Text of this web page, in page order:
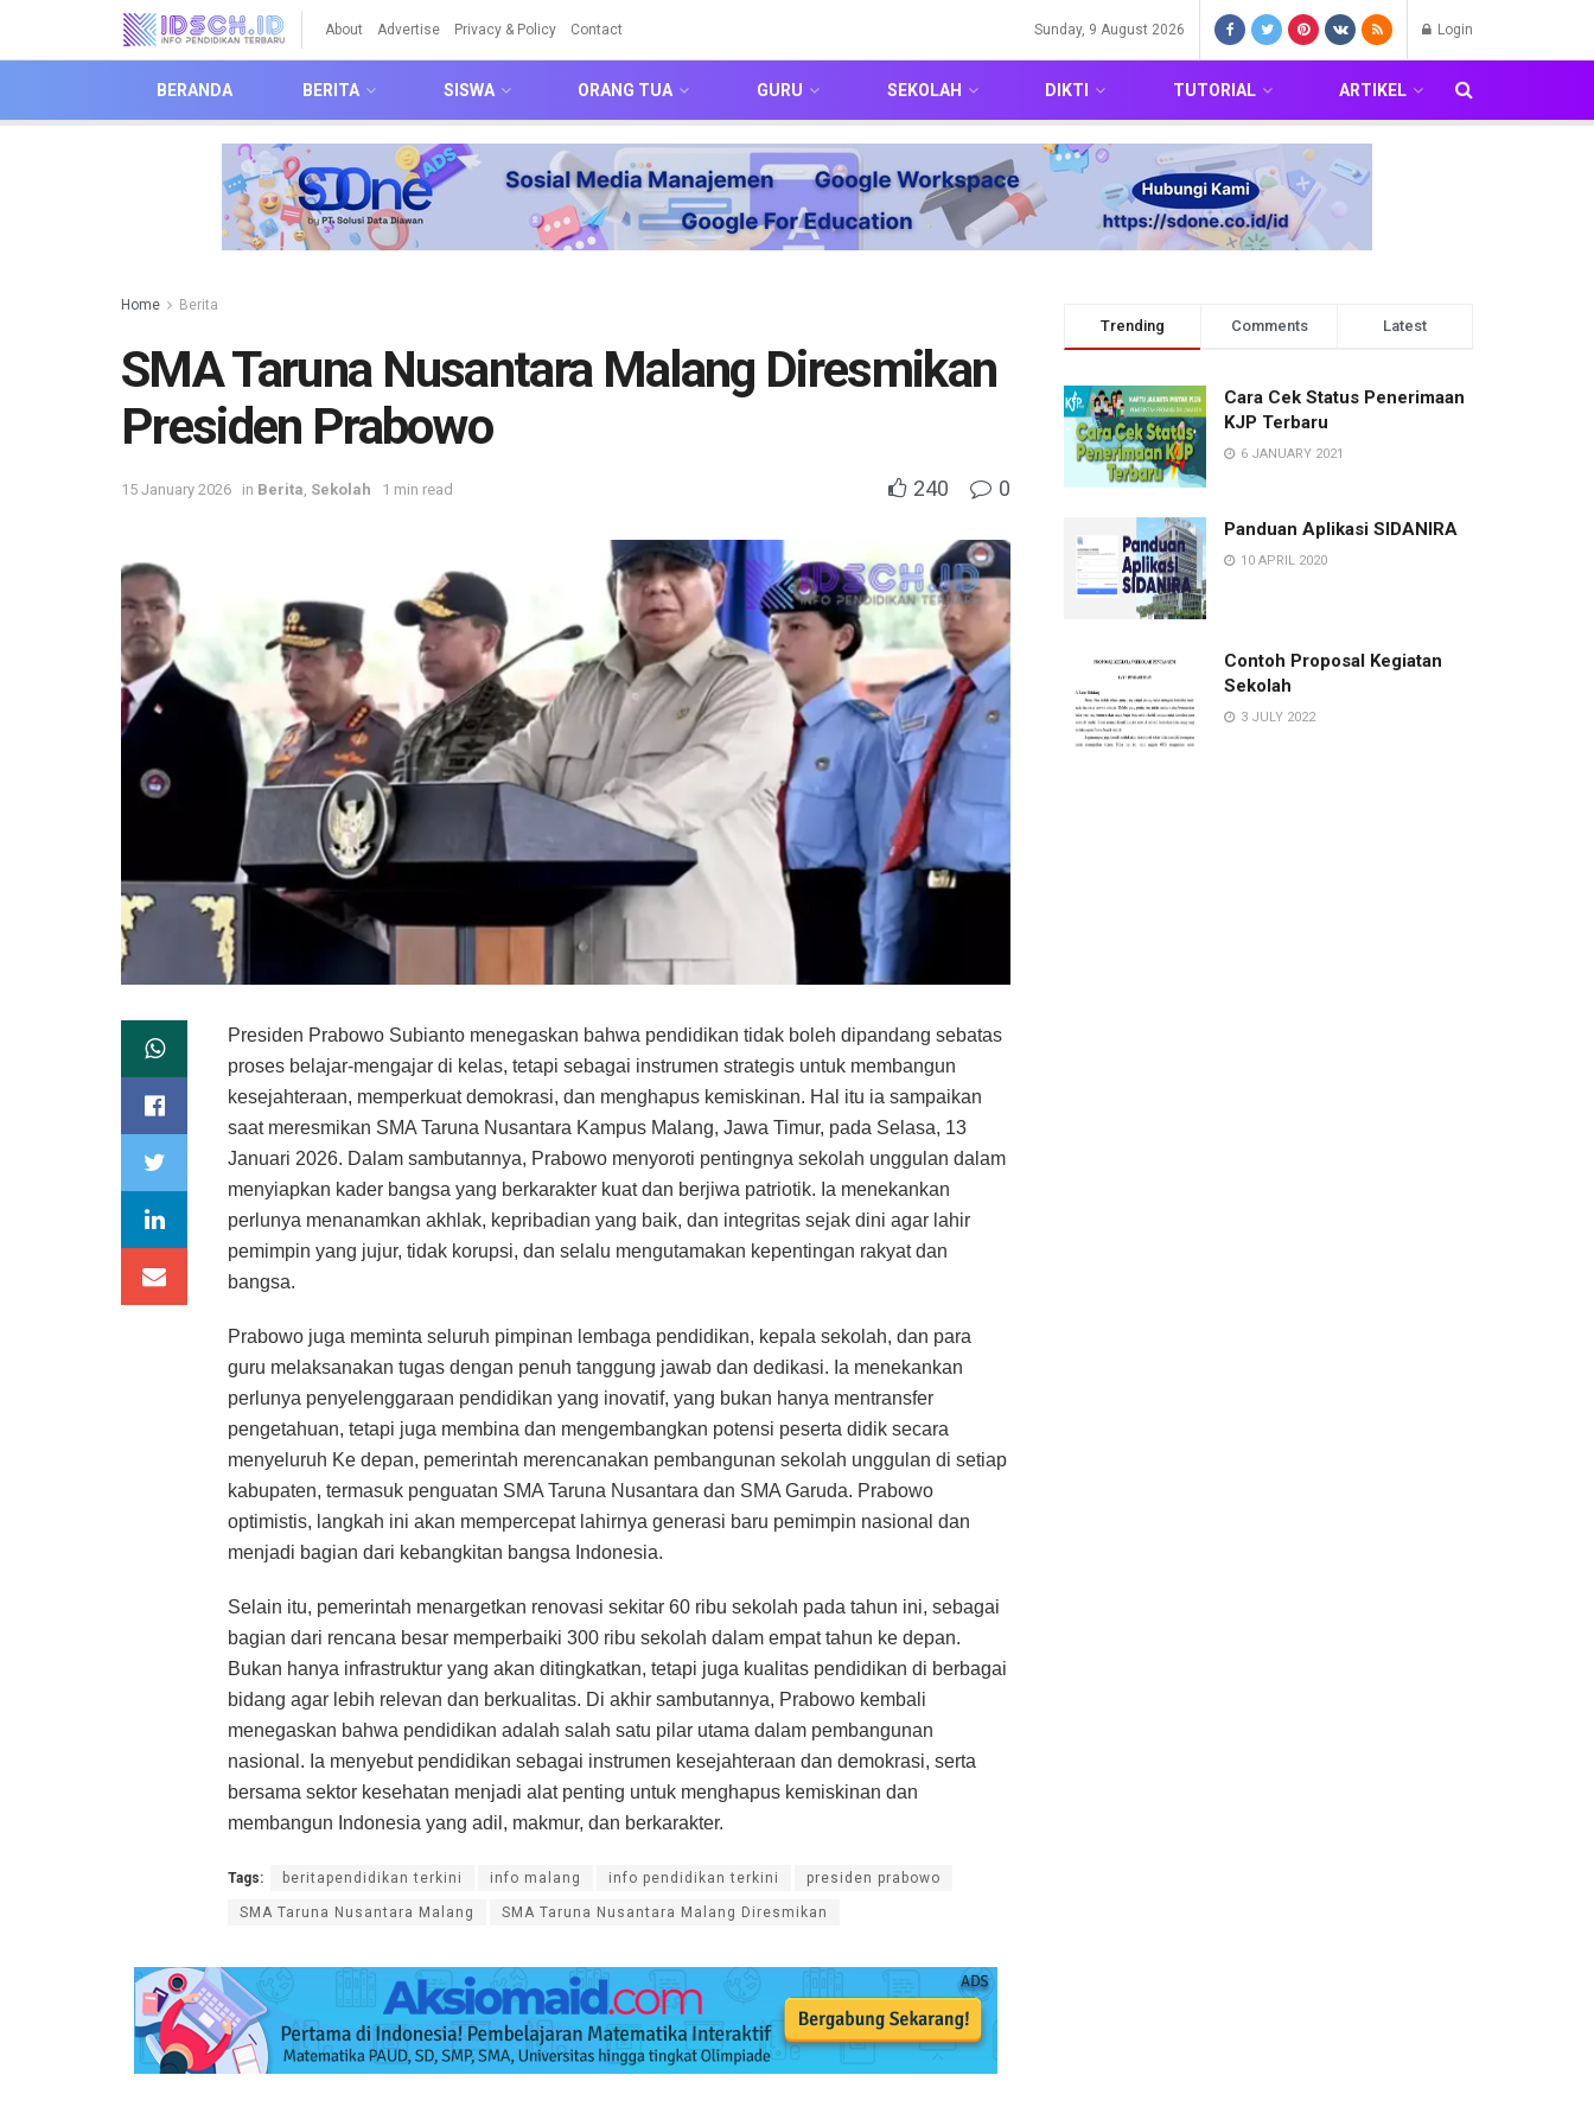
About Advertise Privacy & Policy Contact Sunday, 9 August 2026 Login
BERANDA BERITA SISWA ORANG TUA GURU SEKOLAH DIKTI TUTORIAL ARTIKEL
Home Berita
SMA Taruna Nusantara Malang Diresmikan
Presiden Prabowo
15 January 2026 in Berita Sekolah 1 min read 240 0
Presiden Prabowo Subianto menegaskan bahwa pendidikan tidak boleh dipandang sebatas
proses belajar-mengajar di kelas, tetapi sebagai instrumen strategis untuk membangun
kesejahteraan, memperkuat demokrasi, dan menghapus kemiskinan. Hal itu ia sampaikan
saat meresmikan SMA Taruna Nusantara Kampus Malang, Jawa Timur, pada Selasa, 13
Januari 2026. Dalam sambutannya, Prabowo menyoroti pentingnya sekolah unggulan dalam
menyiapkan kader bangsa yang berkarakter kuat dan berjiwa patriotik. Ia menekankan
perlunya menanamkan akhlak, kepribadian yang baik, dan integritas sejak dini agar lahir
pemimpin yang jujur, tidak korupsi, dan selalu mengutamakan kepentingan rakyat dan
bangsa.
Prabowo juga meminta seluruh pimpinan lembaga pendidikan, kepala sekolah, dan para
guru melaksanakan tugas dengan penuh tanggung jawab dan dedikasi. Ia menekankan
perlunya penyelenggaraan pendidikan yang inovatif, yang bukan hanya mentransfer
pengetahuan, tetapi juga membina dan mengembangkan potensi peserta didik secara
menyeluruh Ke depan, pemerintah merencanakan pembangunan sekolah unggulan di setiap
kabupaten, termasuk penguatan SMA Taruna Nusantara dan SMA Garuda. Prabowo
optimistis, langkah ini akan mempercepat lahirnya generasi baru pemimpin nasional dan
menjadi bagian dari kebangkitan bangsa Indonesia.
Selain itu, pemerintah menargetkan renovasi sekitar 60 ribu sekolah pada tahun ini, sebagai
bagian dari rencana besar memperbaiki 300 ribu sekolah dalam empat tahun ke depan.
Bukan hanya infrastruktur yang akan ditingkatkan, tetapi juga kualitas pendidikan di berbagai
bidang agar lebih relevan dan berkualitas. Di akhir sambutannya, Prabowo kembali
menegaskan bahwa pendidikan adalah salah satu pilar utama dalam pembangunan
nasional. Ia menyebut pendidikan sebagai instrumen kesejahteraan dan demokrasi, serta
bersama sektor kesehatan menjadi alat penting untuk menghapus kemiskinan dan
membangun Indonesia yang adil, makmur, dan berkarakter.
Tags: beritapendidikan terkini info malang info pendidikan terkini presiden prabowo
SMA Taruna Nusantara Malang SMA Taruna Nusantara Malang Diresmikan
Trending Comments Latest
Cara Cek Status Penerimaan
KJP Terbaru
6 JANUARY 2021
Panduan Aplikasi SIDANIRA
10 APRIL 2020
Contoh Proposal Kegiatan
Sekolah
3 JULY 2022